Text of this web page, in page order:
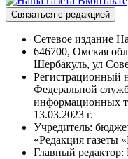
Связаться с редакцией
Сетевое издание
646700, Омская
Шербакуль, ул
Федеральной
информационных
13.03.2023 г.
Учредитель:
«Редакция газеты
Главный